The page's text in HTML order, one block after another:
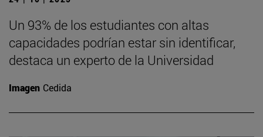
Un 93% de los estudiantes con altas
capacidades podrían estar sin identificar,
destaca un experto de la Universidad
Imagen Cedida